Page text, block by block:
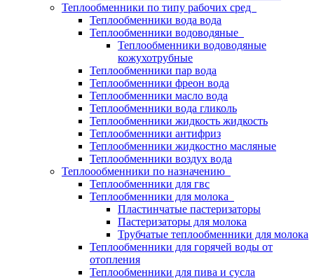
Теплообменники по типу рабочих сред
Теплообменники вода вода
Теплообменники водоводяные
Теплообменники водоводяные
кожухотрубные
Теплообменники пар вода
Теплообменники фреон вода
Теплообменники масло вода
Теплообменники вода гликоль
Теплообменники жидкость жидкость
Теплообменники антифриз
Теплообменники жидкостно масляные
Теплообменники воздух вода
Теплоообменники по назначению
Теплообменники для гвс
Теплообменники для молока
Пластинчатые пастеризаторы
Пастеризаторы для молока
Трубчатые теплообменники для молока
Теплообменники для горячей воды от
отопления
Теплообменники для пива и сусла